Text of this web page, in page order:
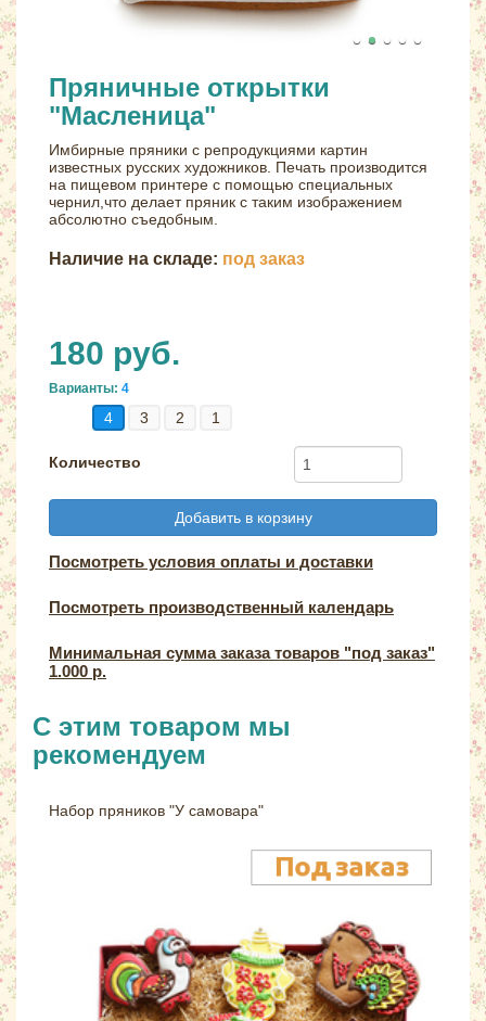
Пряничные открытки
"Масленица"
Имбирные пряники с репродукциями картин
известных русских художников. Печать производится
на пищевом принтере с помощью специальных
чернил,что делает пряник с таким изображением
абсолютно съедобным.
Наличие на складе: под заказ
180 руб.
Варианты: 4
4 3 2 1
Количество
Добавить в корзину
Посмотреть условия оплаты и доставки
Посмотреть производственный календарь
Минимальная сумма заказа товаров "под заказ"
1.000 р.
С этим товаром мы
рекомендуем
Набор пряников "У самовара"